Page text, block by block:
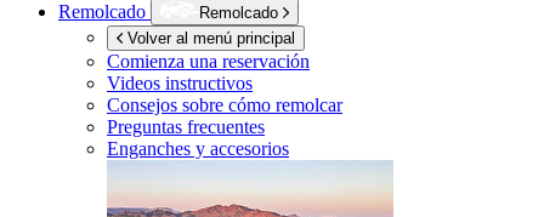
Remolcado
Remolcado
Volver al menú principal
Comienza una reservación
Videos instructivos
Consejos sobre cómo remolcar
Preguntas frecuentes
Enganches y accesorios